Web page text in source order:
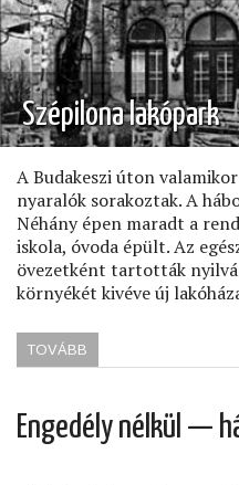
Szépilona lakópark
A Budakeszi úton
nyaralók sorakoztak. A
Néhány épen maradt a
iskola, óvoda épült. Az
övezetként tartották
környékét kivéve új
TOVÁBB
LAKÓPARK)
Engedély nélkül —